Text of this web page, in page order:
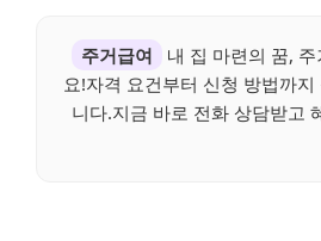
주거급여
내 집 마련의 꿈,
요!자격 요건부터 신청 방법까
니다.지금 바로 전화 상담받고